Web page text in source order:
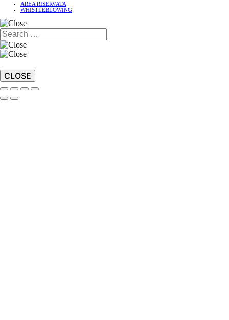
AREA RISERVATA
WHISTLEBLOWING
CLOSE